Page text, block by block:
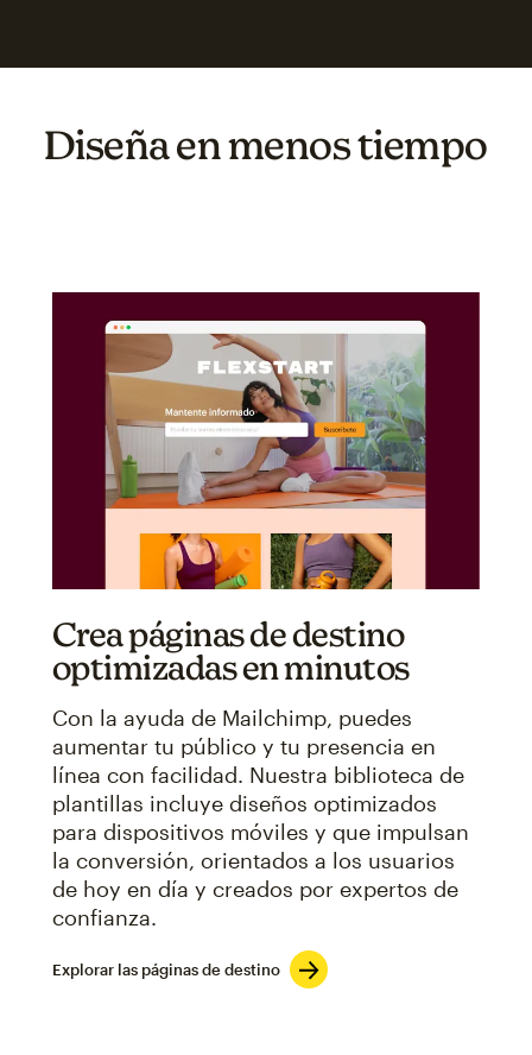
Diseña en menos tiempo
Crea páginas de destino
optimizadas en minutos
Con la ayuda de Mailchimp, puedes
aumentar tu público y tu presencia en
línea con facilidad. Nuestra biblioteca de
plantillas incluye diseños optimizados
para dispositivos móviles y que impulsan
la conversión, orientados a los usuarios
de hoy en día y creados por expertos de
confianza.
Explorar las páginas de destino